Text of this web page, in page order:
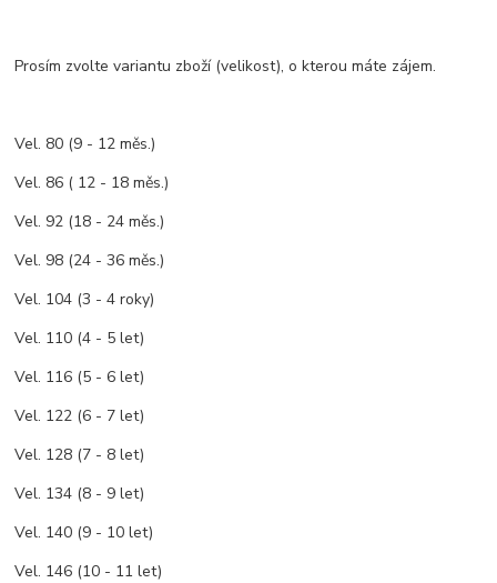
Prosím zvolte variantu zboží (velikost), o kterou máte zájem.
Vel. 80 (9 - 12 měs.)
Vel. 86 ( 12 - 18 měs.)
Vel. 92 (18 - 24 měs.)
Vel. 98 (24 - 36 měs.)
Vel. 104 (3 - 4 roky)
Vel. 110 (4 - 5 let)
Vel. 116 (5 - 6 let)
Vel. 122 (6 - 7 let)
Vel. 128 (7 - 8 let)
Vel. 134 (8 - 9 let)
Vel. 140 (9 - 10 let)
Vel. 146 (10 - 11 let)